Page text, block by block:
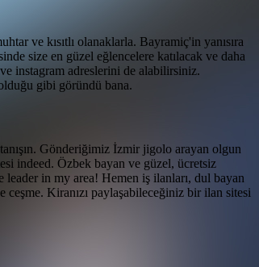
ve kısıtlı olanaklarla. Bayramiç'in yanısıra
size en güzel eğlencelere katılacak ve daha
instagram adreslerini de alabilirsiniz.
gibi göründü bana.
Gönderiğimiz İzmir jigolo arayan olgun
indeed. Özbek bayan ve güzel, ücretsiz
leader in my area! Hemen iş ilanları, dul bayan
Kiranızı paylaşabileceğiniz bir ilan sitesi